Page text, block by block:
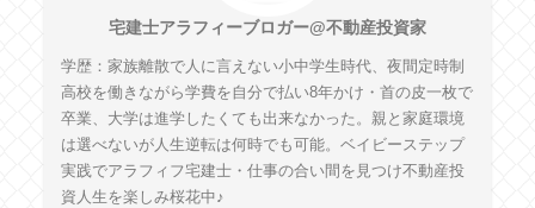
宅建士アラフィーブロガー@不動産投資家
学歴：家族離散で人に言えない小中学生時代、夜間定時制
高校を働きながら学費を自分で払い8年かけ・首の皮一枚で
卒業、大学は進学したくても出来なかった。親と家庭環境
は選べないが人生逆転は何時でも可能。ベイビーステップ
実践でアラフィフ宅建士・仕事の合い間を見つけ不動産投
資人生を楽しみ桜花中♪